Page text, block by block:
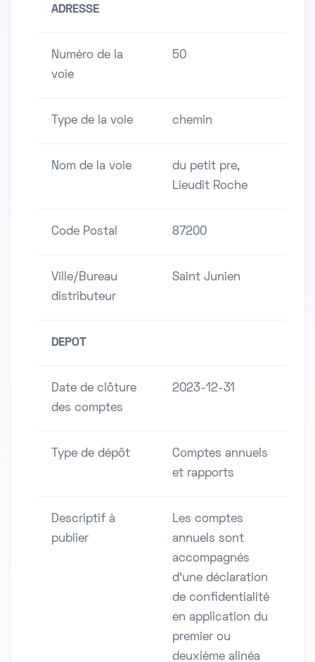
ADRESSE
Numéro de la
voie
50
Type de la voie chemin
Nom de la voie
du petit pre,
Lieudit Roche
Code Postal 87200
Ville/Bureau
distributeur
Saint Junien
DEPOT
Date de clôture
des comptes
2023-12-31
Type de dépôt
Comptes annuels
et rapports
Descriptif à
publier
Les comptes
annuels sont
accompagnés
d'une déclaration
de confidentialité
en application du
premier ou
deuxième alinéa